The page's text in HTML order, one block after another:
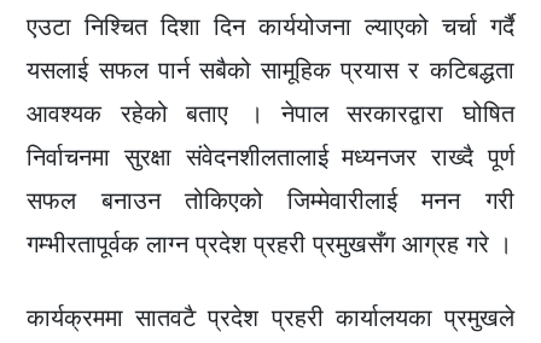
एउटा निश्चित दिशा दिन कार्ययोजना ल्याएको चर्चा गर्दै
यसलाई सफल पार्न सबैको सामूहिक प्रयास र कटिबद्धता
आवश्यक रहेको बताए । नेपाल सरकारद्वारा घोषित
निर्वाचनमा सुरक्षा संवेदनशीलतालाई मध्यनजर राख्दै पूर्ण
सफल बनाउन तोकिएको जिम्मेवारीलाई मनन गरी
गम्भीरतापूर्वक लाग्न प्रदेश प्रहरी प्रमुखसँग आग्रह गरे ।
कार्यक्रममा सातवटै प्रदेश प्रहरी कार्यालयका प्रमुखले